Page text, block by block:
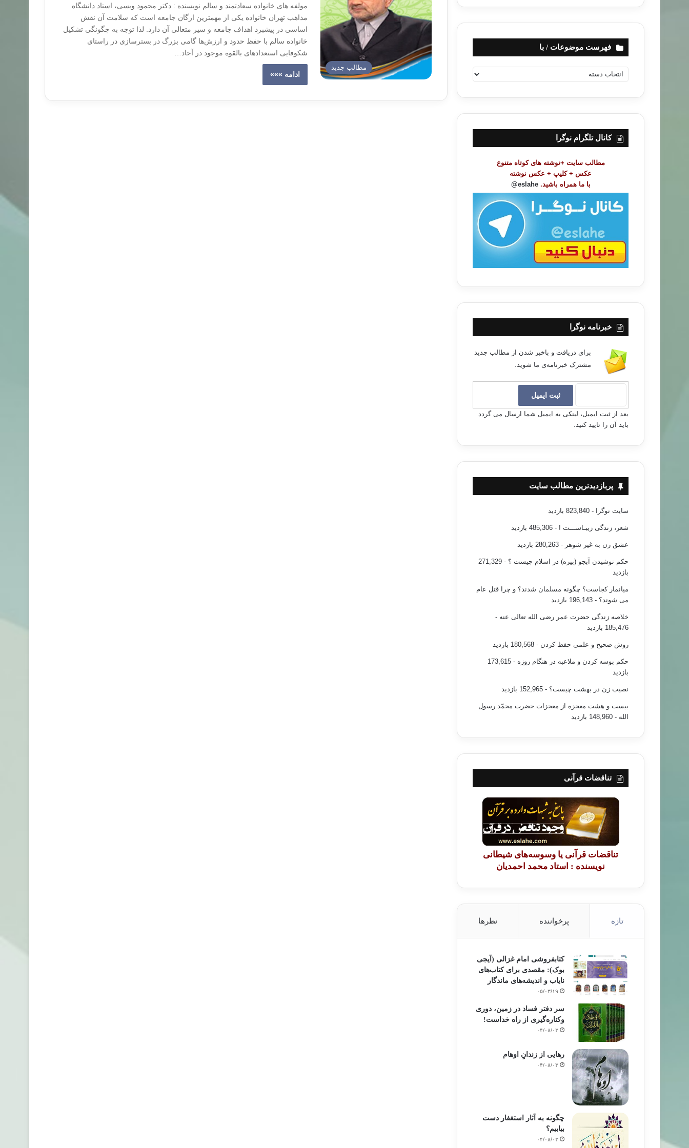
مطالب جدید
مولفه های خانواده سعادتمند و سالم نویسنده : دکتر محمود ویسی، استاد دانشگاه
مذاهب تهران خانواده یکی از مهمترین ارگان جامعه است که سلامت آن نقش
اساسی در پیشبرد اهداف جامعه و سیر متعالی آن دارد. لذا توجه به چگونگی تشکیل
خانواده سالم با حفظ حدود و ارزش‌ها گامی بزرگ در بسترسازی در راستای
شکوفایی استعدادهای بالقوه موجود در آحاد…
ادامه »»»
فهرست موضوعات / با
ه
ت
ض
کانال تلگرام نوگرا
مطالب سایت +نوشته های کوتاه متنوع
عکس + کلیپ + عکس نوشته
با ما همراه باشید. eslahe@
خبرنامه نوگرا
برای دریافت و باخبر شدن از مطالب جدید
مشترک خبرنامه‌ی ما شوید.
بعد از ثبت ایمیل، لینکی به ایمیل شما ارسال می گردد
باید آن را تایید کنید.
پربازدیدترین مطالب سایت
سایت نوگرا - 823,840 بازدید
شعر، زندگی زیبـاســـت ! - 485,306 بازدید
عشق زن به غیر شوهر - 280,263 بازدید
حکم نوشیدن آبجو (بیره) در اسلام چیست ؟
- 271,329
بازدید
میانمار کجاست؟ چگونه مسلمان شدند؟ و چرا قتل عام
می شوند؟ - 196,143 بازدید
خلاصه زندگی حضرت عمر رضی الله تعالی عنه -
185,476 بازدید
روش صحیح و علمی حفظ کردن - 180,568 بازدید
حکم بوسه کردن و ملاعبه در هنگام روزه
- 173,615
بازدید
نصیب زن در بهشت چیست؟ - 152,965 بازدید
بیست و هشت معجزه از معجزات حضرت محمّد رسول
الله - 148,960 بازدید
تناقضات قرآنی
تناقضات قرآنی یا وسوسه‌های شیطانی
نویسنده : استاد محمد احمدیان
تازه پرخواننده نظرها
کتابفروشی امام غزالی (آیجی
بوک): مقصدی برای کتاب‌های
نایاب و اندیشه‌های ماندگار
۰۵/۰۳/۱۹
سر دفتر فساد در زمین‌، دوری
وکناره‌گیری از راه خداست‌!
۰۴/۰۸/۰۳
رهایی از زندانِ اوهام
۰۴/۰۸/۰۳
چگونه به آثار استغفار دست
بیابیم؟
۰۴/۰۸/۰۳